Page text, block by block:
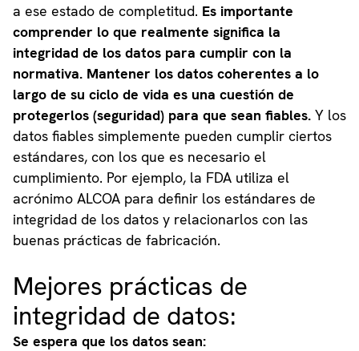
a ese estado de completitud. Es importante
comprender lo que realmente significa la
integridad de los datos para cumplir con la
normativa. Mantener los datos coherentes a lo
largo de su ciclo de vida es una cuestión de
protegerlos (seguridad) para que sean fiables.Y los
datos fiables simplemente pueden cumplir ciertos
estándares, con los que es necesario el
cumplimiento. Por ejemplo, la FDA utiliza el
acrónimo ALCOA para definir los estándares de
integridad de los datos y relacionarlos con las
buenas prácticas de fabricación.
Mejores prácticas de
integridad de datos:
Se espera que los datos sean: